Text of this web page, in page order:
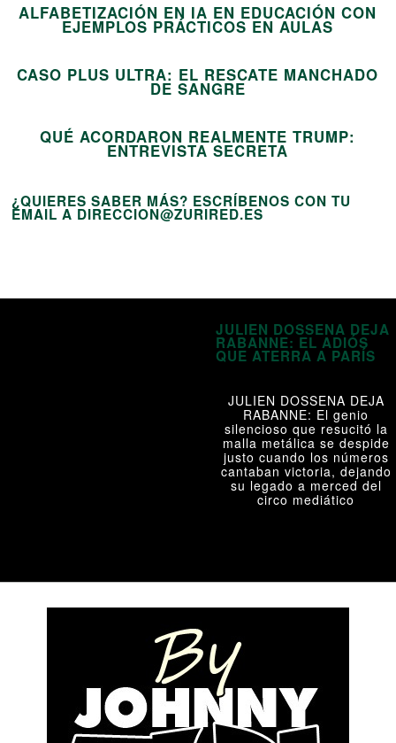
ALFABETIZACIÓN EN IA EN EDUCACIÓN CON
EJEMPLOS PRÁCTICOS EN AULAS
CASO PLUS ULTRA: EL RESCATE MANCHADO
DE SANGRE
QUÉ ACORDARON REALMENTE TRUMP:
ENTREVISTA SECRETA
¿QUIERES SABER MÁS? ESCRÍBENOS CON TU
EMAIL A DIRECCION@ZURIRED.ES
JULIEN DOSSENA DEJA
RABANNE: EL ADIÓS
QUE ATERRA A PARÍS
JULIEN DOSSENA DEJA
RABANNE: El genio
silencioso que resucitó la
malla metálica se despide
justo cuando los números
cantaban victoria, dejando
su legado a merced del
circo mediático